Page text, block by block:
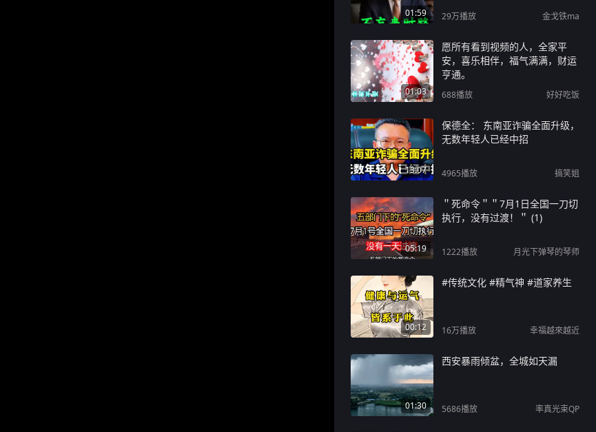
01:59 29万播放 金戈铁ma
01:03
愿所有看到视频的人，全家平
安，喜乐相伴，福气满满，财运
亨通。
688播放 好好吃饭
13:07
保德全： 东南亚诈骗全面升级，
无数年轻人已经中招
4965播放 搞笑姐
05:19
＂死命令＂＂7月1日全国一刀切
执行，没有过渡！＂ (1)
1222播放 月光下弹琴的琴师
00:12
#传统文化 #精气神 #道家养生
16万播放 幸福越來越近
01:30
西安暴雨倾盆，全城如天漏
5686播放 率真光束QP